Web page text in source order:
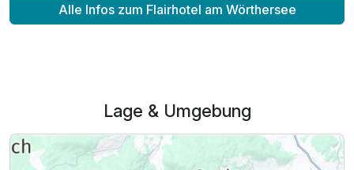
Alle Infos zum Flairhotel am Wörthersee
Lage & Umgebung